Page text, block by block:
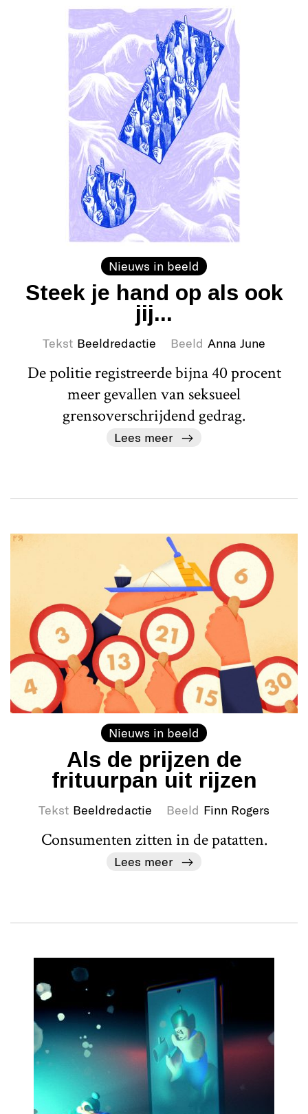
Nieuws in beeld
Steek je hand op als ook
jij...
Tekst Beeldredactie Beeld Anna June
De politie registreerde bijna 40 procent
meer gevallen van seksueel
grensoverschrijdend gedrag.
Lees meer
Nieuws in beeld
Als de prijzen de
frituurpan uit rijzen
Tekst Beeldredactie Beeld Finn Rogers
Consumenten zitten in de patatten.
Lees meer